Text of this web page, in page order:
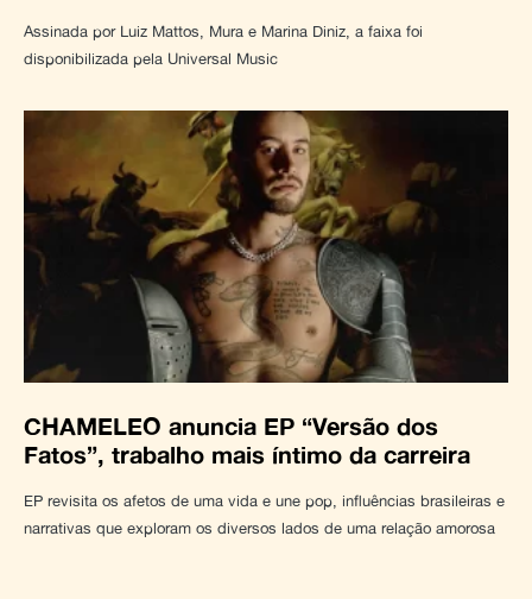
Assinada por Luiz Mattos, Mura e Marina Diniz, a faixa foi
disponibilizada pela Universal Music
CHAMELEO anuncia EP “Versão dos
Fatos”, trabalho mais íntimo da carreira
EP revisita os afetos de uma vida e une pop, influências brasileiras e
narrativas que exploram os diversos lados de uma relação amorosa